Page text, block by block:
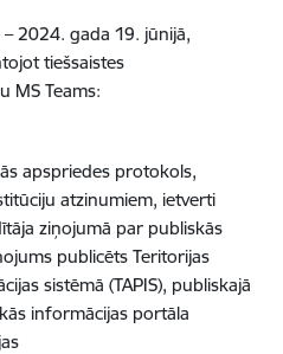
2024. gada 19. jūnijā,
tiešsaistes
MS Teams:
apspriedes protokols,
atzinumiem, ietverti
ziņojumā par publiskās
publicēts Teritorijas
sistēmā (TAPIS), publiskajā
informācijas portāla